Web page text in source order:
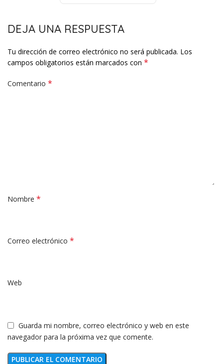
DEJA UNA RESPUESTA
Tu dirección de correo electrónico no será publicada. Los
campos obligatorios están marcados con *
Comentario *
Nombre *
Correo electrónico *
Web
Guarda mi nombre, correo electrónico y web en este
navegador para la próxima vez que comente.